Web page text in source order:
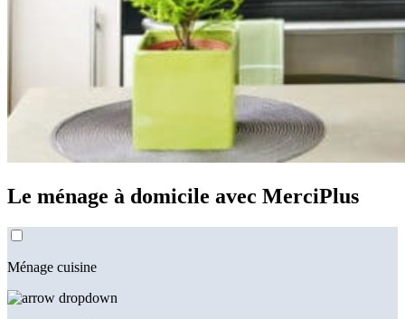
Le ménage à domicile avec MerciPlus
Ménage cuisine